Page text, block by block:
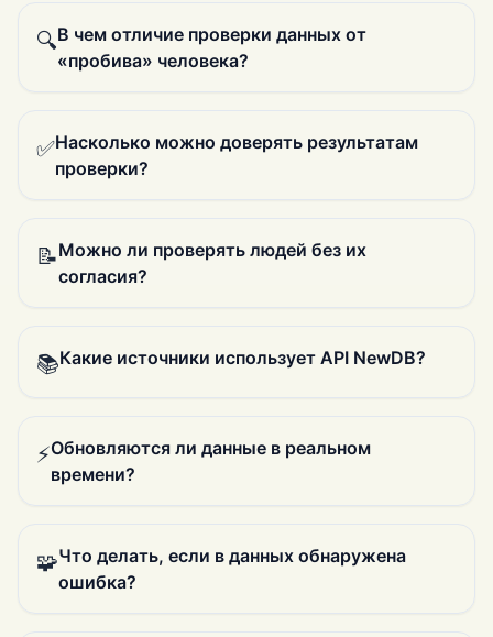
🔍В чем отличие проверки данных от
«пробива» человека?
✅Насколько можно доверять результатам
проверки?
📝Можно ли проверять людей без их
согласия?
📚Какие источники использует API NewDB?
⚡️Обновляются ли данные в реальном
времени?
🧩Что делать, если в данных обнаружена
ошибка?